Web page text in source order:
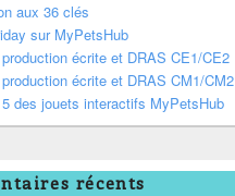
aux 36 clés
sur MyPetsHub
écrite et DRAS CE1/CE2
écrite et DRAS CM1/CM2
des jouets interactifs MyPetsHub
récents